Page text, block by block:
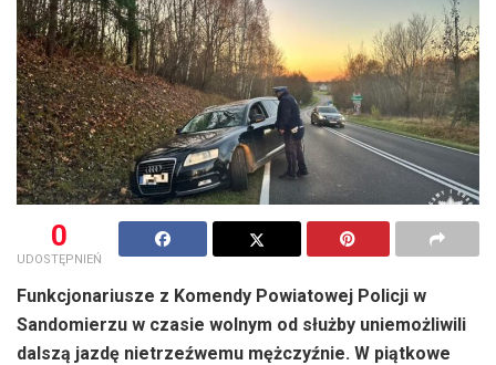
0
UDOSTĘPNIEŃ
Funkcjonariusze z Komendy Powiatowej Policji w
Sandomierzu w czasie wolnym od służby uniemożliwili
dalszą jazdę nietrzeźwemu mężczyźnie. W piątkowe